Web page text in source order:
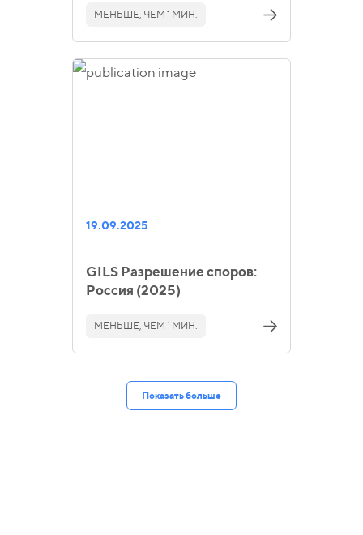
МЕНЬШЕ, ЧЕМ 1 МИН.
19.09.2025
GILS Разрешение споров:
Россия (2025)
МЕНЬШЕ, ЧЕМ 1 МИН.
Показать больше